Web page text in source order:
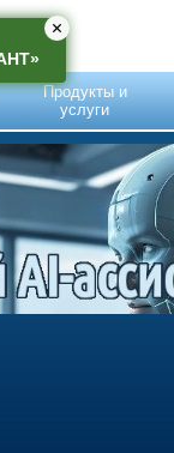
Продукты и
услуги